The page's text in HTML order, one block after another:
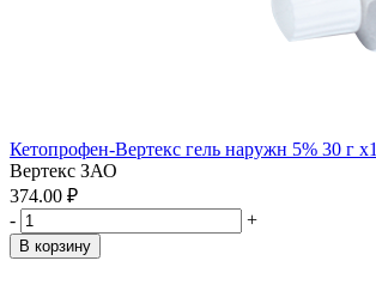
Кетопрофен-Вертекс гель наружн 5% 30 г x1
Вертекс ЗАО
374.00 ₽
-
+
В корзину